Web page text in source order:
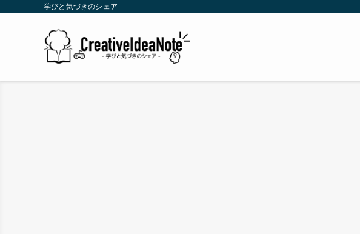
学びと気づきのシェア